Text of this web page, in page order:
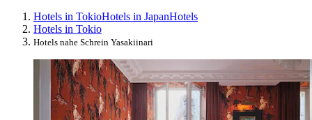
Hotels in TokioHotels in JapanHotels
Hotels in Tokio
Hotels nahe Schrein Yasakiinari